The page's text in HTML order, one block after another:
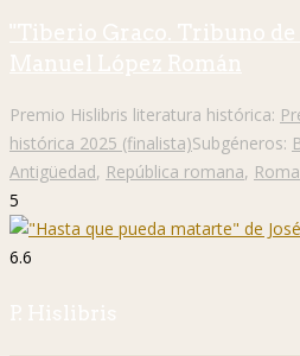
"Tiberio Graco. Tribuno de
Manuel López Román
Premio Hislibris literatura histórica:
histórica 2025 (finalista)Subgéneros:
Antigüedad, República romana, Roma
5
6.6
P. Hislibris